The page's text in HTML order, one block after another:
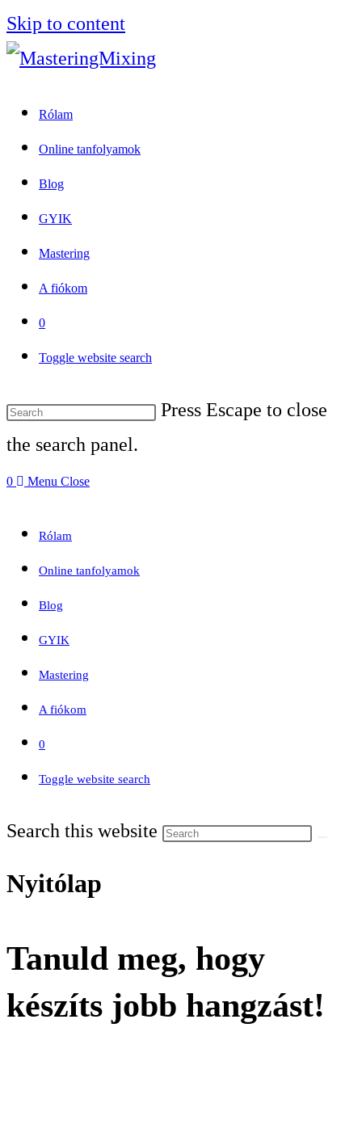
Skip to content
Rólam
Online tanfolyamok
Blog
GYIK
Mastering
A fiókom
0
Toggle website search
Press Escape to close
the search panel.
0 Menu Close
Rólam
Online tanfolyamok
Blog
GYIK
Mastering
A fiókom
0
Toggle website search
Search this website
Nyitólap
Tanuld meg, hogy
készíts jobb hangzást!